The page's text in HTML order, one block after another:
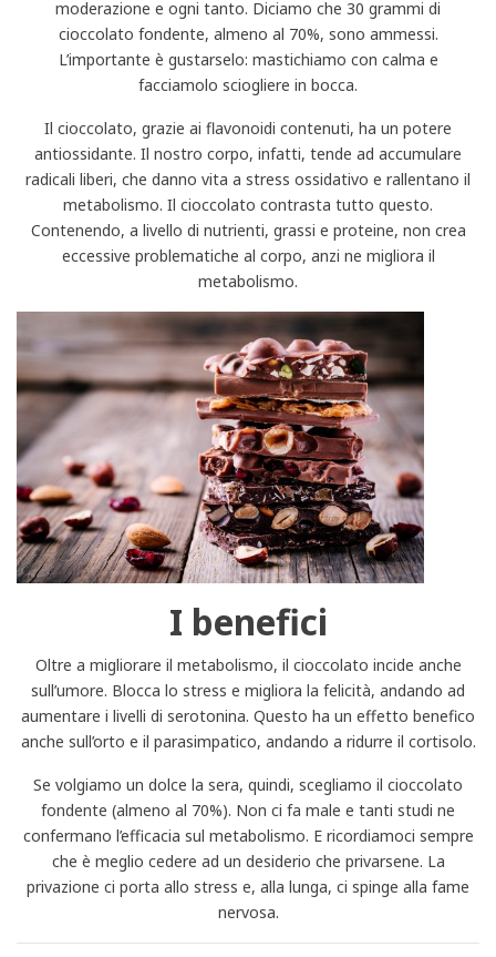
moderazione e ogni tanto. Diciamo che 30 grammi di
cioccolato fondente, almeno al 70%, sono ammessi.
L’importante è gustarselo: mastichiamo con calma e
facciamolo sciogliere in bocca.
Il cioccolato, grazie ai flavonoidi contenuti, ha un potere
antiossidante. Il nostro corpo, infatti, tende ad accumulare
radicali liberi, che danno vita a stress ossidativo e rallentano il
metabolismo. Il cioccolato contrasta tutto questo.
Contenendo, a livello di nutrienti, grassi e proteine, non crea
eccessive problematiche al corpo, anzi ne migliora il
metabolismo.
I benefici
Oltre a migliorare il metabolismo, il cioccolato incide anche
sull’umore. Blocca lo stress e migliora la felicità, andando ad
aumentare i livelli di serotonina. Questo ha un effetto benefico
anche sull’orto e il parasimpatico, andando a ridurre il cortisolo.
Se volgiamo un dolce la sera, quindi, scegliamo il cioccolato
fondente (almeno al 70%). Non ci fa male e tanti studi ne
confermano l’efficacia sul metabolismo. E ricordiamoci sempre
che è meglio cedere ad un desiderio che privarsene. La
privazione ci porta allo stress e, alla lunga, ci spinge alla fame
nervosa.